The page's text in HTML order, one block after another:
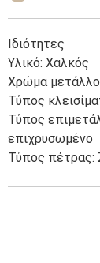
Ιδιότητες
Υλικό: Χαλκός
Χρώμα
Τύπος
Τύπος
επιχρυσωμένο
Τύπος πέτρας: